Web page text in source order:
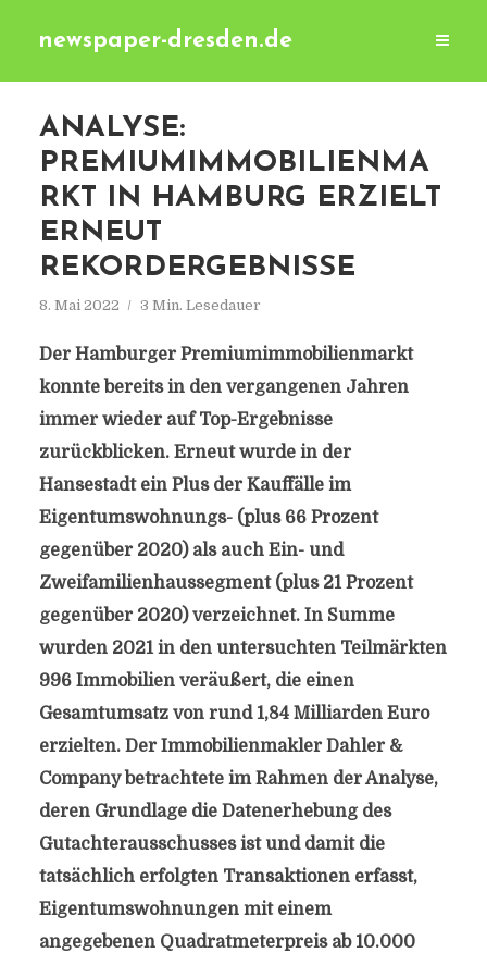
newspaper-dresden.de
ANALYSE:
PREMIUMIMMOBILIENMA
RKT IN HAMBURG ERZIELT
ERNEUT
REKORDERGEBNISSE
8. Mai 2022 3 Min. Lesedauer
Der Hamburger Premiumimmobilienmarkt
konnte bereits in den vergangenen Jahren
immer wieder auf Top-Ergebnisse
zurückblicken. Erneut wurde in der
Hansestadt ein Plus der Kauffälle im
Eigentumswohnungs- (plus 66 Prozent
gegenüber 2020) als auch Ein- und
Zweifamilienhaussegment (plus 21 Prozent
gegenüber 2020) verzeichnet. In Summe
wurden 2021 in den untersuchten Teilmärkten
996 Immobilien veräußert, die einen
Gesamtumsatz von rund 1,84 Milliarden Euro
erzielten. Der Immobilienmakler Dahler &
Company betrachtete im Rahmen der Analyse,
deren Grundlage die Datenerhebung des
Gutachterausschusses ist und damit die
tatsächlich erfolgten Transaktionen erfasst,
Eigentumswohnungen mit einem
angegebenen Quadratmeterpreis ab 10.000